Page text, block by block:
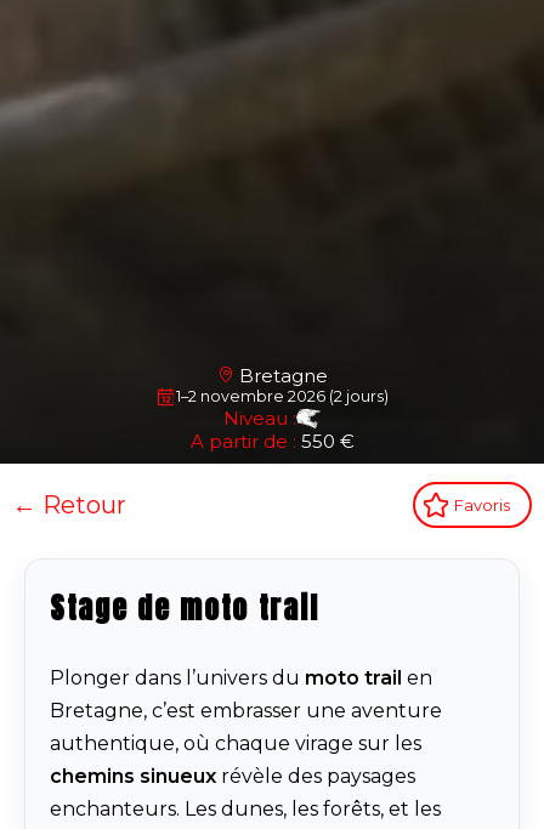
Bretagne
1–2 novembre 2026 (2 jours)
Niveau :
A partir de : 550 €
← Retour Favoris
Stage de moto trail
Plonger dans l’univers du moto trail en
Bretagne, c’est embrasser une aventure
authentique, où chaque virage sur les
chemins sinueux révèle des paysages
enchanteurs. Les dunes, les forêts, et les